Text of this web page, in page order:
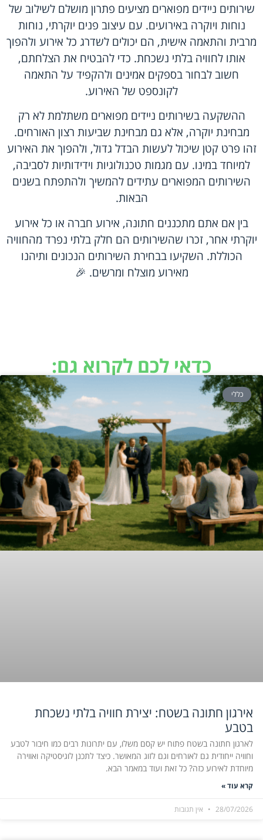
שירותים ניידים מפוארים מציעים פתרון מושלם לשילוב של
נוחות ויוקרה באירועים. עם עיצוב פנים יוקרתי, נוחות
מרבית והתאמה אישית, הם יכולים לשדרג כל אירוע ולהפוך
אותו לחוויה בלתי נשכחת. כדי להבטיח את הצלחתם,
חשוב לבחור בספקים אמינים ולהקפיד על התאמה
לקונספט של האירוע.
ההשקעה בשירותים ניידים מפוארים משתלמת לא רק
מבחינת יוקרה, אלא גם מבחינת שביעות רצון האורחים.
זהו פרט קטן שיכול לעשות הבדל גדול, ולהפוך את האירוע
למיוחד במינו. עם מגמות טכנולוגיות וידידותיות לסביבה,
השירותים המפוארים עתידים להמשיך ולהתפתח בשנים
הבאות.
בין אם אתם מתכננים חתונה, אירוע חברה או כל אירוע
יוקרתי אחר, זכרו שהשירותים הם חלק בלתי נפרד מהחוויה
הכוללת. השקיעו בבחירת השירותים הנכונים ותיהנו
מאירוע מוצלח ומרשים. 🎉
כדאי לכם לקרוא גם:
כללי
אירגון חתונה בשטח: יצירת חוויה בלתי נשכחת
בטבע
לארגון חתונה בשטח פתוח יש קסם משלו, עם יתרונות רבים כמו חיבור לטבע
וחוויה ייחודית גם לאורחים וגם לזוג המאושר. כיצד לתכנן לוגיסטיקה ואווירה
מיוחדת לאירוע כזה? כל זאת ועוד במאמר הבא.
קרא עוד »
28/07/2026 אין תגובות